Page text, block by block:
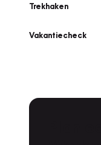
Trekhaken
Vakantiecheck